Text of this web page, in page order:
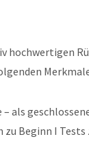
hochwertigen
– als
zu Beginn I Tests